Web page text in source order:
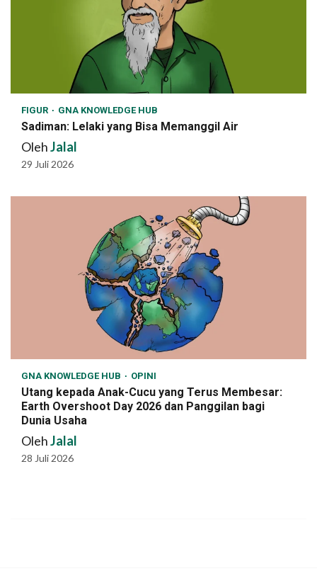
FIGUR GNA KNOWLEDGE HUB
Sadiman: Lelaki yang Bisa Memanggil Air
OlehJalal
29 Juli 2026
GNA KNOWLEDGE HUB OPINI
Utang kepada Anak-Cucu yang Terus Membesar:
Earth Overshoot Day 2026 dan Panggilan bagi
Dunia Usaha
OlehJalal
28 Juli 2026